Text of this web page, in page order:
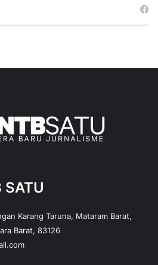
SATU
Karang Taruna, Mataram Barat,
Barat, 83126